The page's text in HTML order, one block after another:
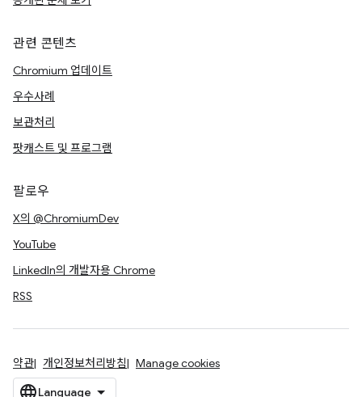
관련 콘텐츠
Chromium 업데이트
우수사례
보관처리
팟캐스트 및 프로그램
팔로우
X의 @ChromiumDev
YouTube
LinkedIn의 개발자용 Chrome
RSS
약관 개인정보처리방침 Manage cookies